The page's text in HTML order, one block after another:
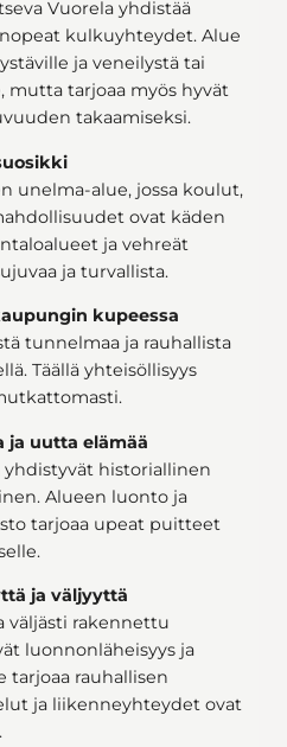
Vuorela yhdistää
kulkuyhteydet. Alue
ja veneilystä tai
mutta tarjoaa myös hyvät
takaamiseksi.
unelma-alue, jossa koulut,
ovat käden
ja vehreät
ja turvallista.
kupeessa
tunnelmaa ja rauhallista
Täällä yhteisöllisyys
ja uutta elämää
yhdistyvät historiallinen
Alueen luonto ja
tarjoaa upeat puitteet
ja väljyyttä
väljästi rakennettu
luonnonläheisyys ja
tarjoaa rauhallisen
ja liikenneyhteydet ovat